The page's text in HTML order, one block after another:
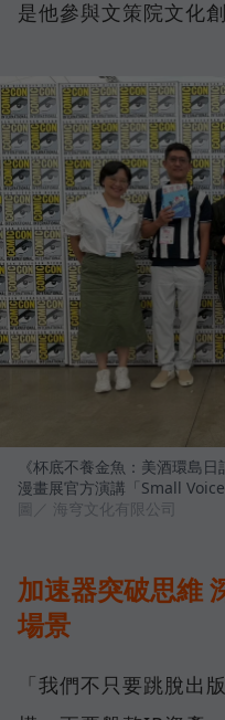
是他參與文策院文化
《杯底不養金魚：美酒環島
漫畫展官方演講「Small
圖／ 海穹文化有限公司
加速器突破思維
場景
「我們不只要跳脫出